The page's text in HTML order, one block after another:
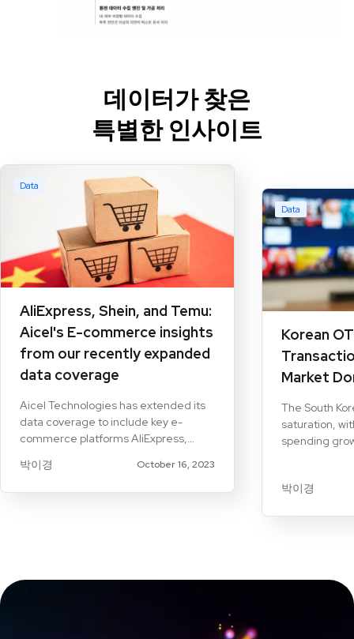
데이터가 찾은
특별한 인사이트
Data
AliExpress, Shein, and Temu:
Aicel's E-commerce insights
from our recently expanded
data coverage
Aicel Technologies has extended its
data coverage to include key e-
commerce platforms AliExpress,
Insights: The new coverage provides
박이경 October 16, 2023
Data
Korean
Market
The South
saturation,
spending
due to
박이경